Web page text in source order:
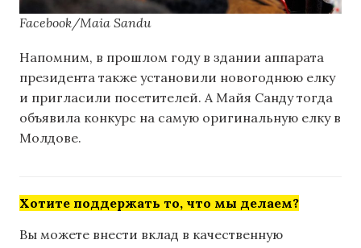
Facebook/Maia Sandu
Напомним, в прошлом году в здании аппарата
президента также установили новогоднюю елку
и пригласили посетителей. А Майя Санду тогда
объявила конкурс на самую оригинальную елку в
Молдове.
Хотите поддержать то, что мы делаем?
Вы можете внести вклад в качественную